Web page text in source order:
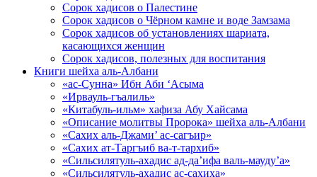
Сорок хадисов о Палестине
Сорок хадисов о Чёрном камне и воде Замзама
Сорок хадисов об установлениях шариата,
касающихся женщин
Сорок хадисов, полезных для воспитания
Книги шейха аль-Албани
«ас-Сунна» Ибн Аби ‘Асыма
«Ирвауль-гъалиль»
«Китабуль-ильм» хафиза Абу Хайсама
«Описание молитвы Пророка» шейха аль-Албани
«Сахих аль-Джами’ ас-сагъир»
«Сахих ат-Таргъиб ва-т-тархиб»
«Сильсилятуль-ахадис ад-да’ифа валь-мауду’а»
«Сильсилятуль-ахадис ас-сахиха»